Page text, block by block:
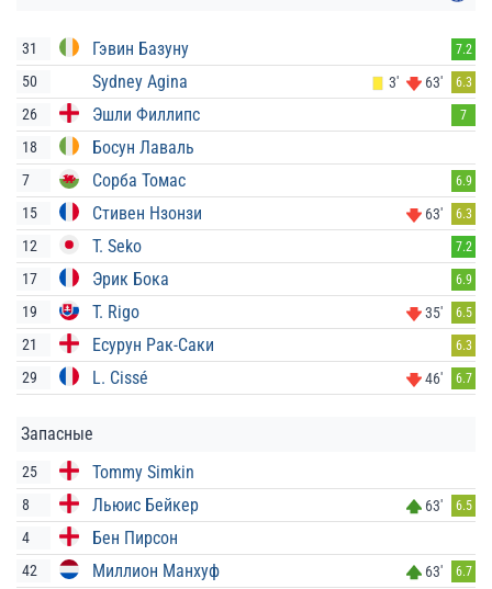
31 Гэвин Базуну 7.2
50 Sydney Agina 3' 63' 6.3
26 Эшли Филлипс 7
18 Босун Лаваль
7 Сорба Томас 6.9
15 Стивен Нзонзи 63' 6.3
12 T. Seko 7.2
17 Эрик Бока 6.9
19 T. Rigo 35' 6.5
21 Есурун Рак-Саки 6.3
29 L. Cissé 46' 6.7
Запасные
25 Tommy Simkin
8 Льюис Бейкер 63' 6.5
4 Бен Пирсон
42 Миллион Манхуф 63' 6.7